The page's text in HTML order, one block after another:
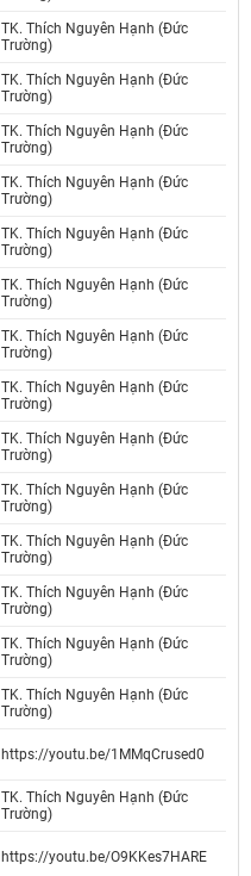
TK. Thích Nguyên Hạnh (Đức
Trường)
TK. Thích Nguyên Hạnh (Đức
Trường)
TK. Thích Nguyên Hạnh (Đức
Trường)
TK. Thích Nguyên Hạnh (Đức
Trường)
TK. Thích Nguyên Hạnh (Đức
Trường)
TK. Thích Nguyên Hạnh (Đức
Trường)
TK. Thích Nguyên Hạnh (Đức
Trường)
TK. Thích Nguyên Hạnh (Đức
Trường)
TK. Thích Nguyên Hạnh (Đức
Trường)
TK. Thích Nguyên Hạnh (Đức
Trường)
TK. Thích Nguyên Hạnh (Đức
Trường)
TK. Thích Nguyên Hạnh (Đức
Trường)
TK. Thích Nguyên Hạnh (Đức
Trường)
TK. Thích Nguyên Hạnh (Đức
Trường)
https://youtu.be/1MMqCrused0
TK. Thích Nguyên Hạnh (Đức
Trường)
https://youtu.be/O9KKes7HARE